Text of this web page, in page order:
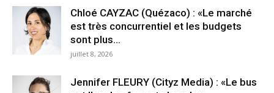
Chloé CAYZAC (Quézaco) : «Le marché
est très concurrentiel et les budgets
sont plus...
juillet 8, 2026
Jennifer FLEURY (Cityz Media) : «Le bus